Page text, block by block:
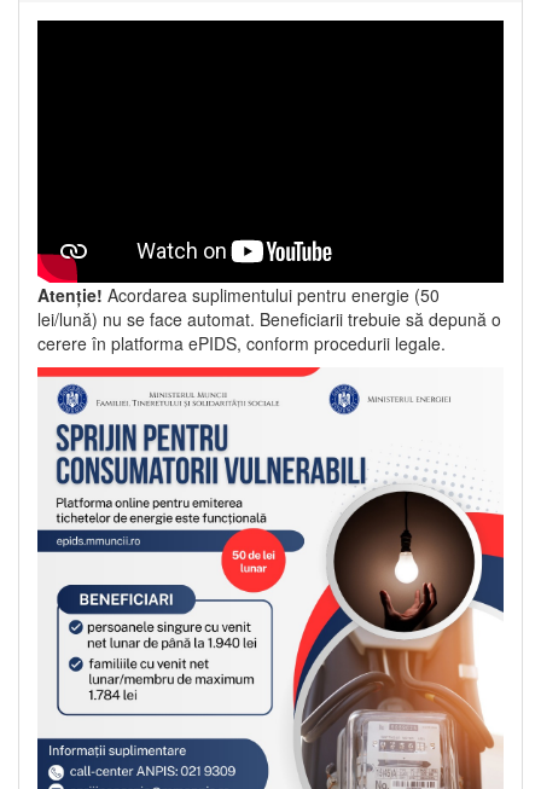
Atenție! Acordarea suplimentului pentru energie (50
lei/lună) nu se face automat. Beneficiarii trebuie să depună o
cerere în platforma ePIDS, conform procedurii legale.